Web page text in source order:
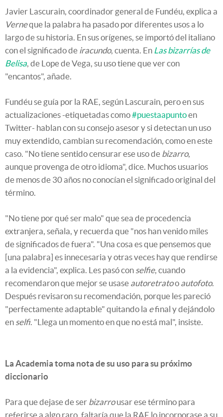
Javier Lascurain, coordinador general de Fundéu, explica a
Verneque la palabra ha pasado por diferentes usos a lo
largo de su historia. En sus orígenes, se importó del italiano
con el significado de iracundo, cuenta. En Las bizarrías de
Belisa , de Lope de Vega, su uso tiene que ver con
"encantos", añade.
Fundéu se guía por la RAE, según Lascurain, pero en sus
actualizaciones -etiquetadas como#puestaapuntoen
Twitter- hablan con su consejo asesor y si detectan un uso
muy extendido, cambian su recomendación, como en este
caso. "No tiene sentido censurar ese uso de bizarro,
aunque provenga de otro idioma", dice. Muchos usuarios
de menos de 30 años no conocían el significado original del
término.
"No tiene por qué ser malo" que sea de procedencia
extranjera, señala, y recuerda que "nos han venido miles
de significados de fuera". "Una cosa es que pensemos que
[una palabra] es innecesaria y otras veces hay que rendirse
a la evidencia", explica. Les pasó con selfie, cuando
recomendaron que mejor se usase autoretratoo autofoto.
Después revisaron su recomendación, porque les pareció
"perfectamente adaptable" quitando la efinal y dejándolo
en selfi . "Llega un momento en que no está mal", insiste.
La Academia toma nota de su uso para su próximo
diccionario
Para que dejase de ser bizarrousar ese término para
referirse a algo raro, faltaría que la RAE lo incorporase a su